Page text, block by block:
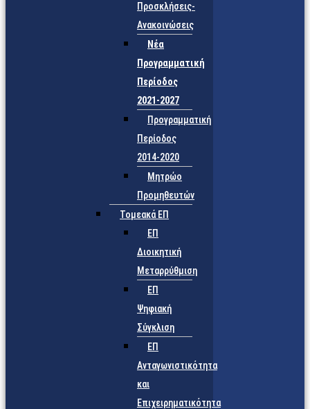
Προσκλήσεις-
Ανακοινώσεις
Νέα
Προγραμματική
Περίοδος
2021-2027
Προγραμματική
Περίοδος
2014-2020
Μητρώο
Προμηθευτών
Τομεακά ΕΠ
ΕΠ
Διοικητική
Μεταρρύθμιση
ΕΠ
Ψηφιακή
Σύγκλιση
ΕΠ
Ανταγωνιστικότητα
και
Επιχειρηματικότητα